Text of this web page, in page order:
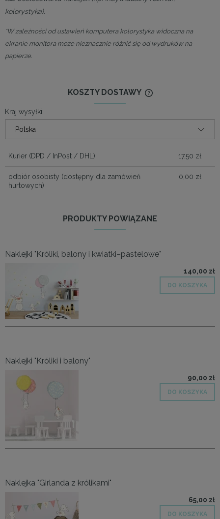
kolorystyka).
*W zależności od ustawień komputera kolorystyka widoczna na
ekranie monitora może nieznacznie różnić się od wydruków na
papierze.
KOSZTY DOSTAWY
Kraj wysyłki:
Kurier (DPD / InPost / DHL) 17,50 zł
odbiór osobisty (dostępny dla zamówień
hurtowych)
0,00 zł
PRODUKTY POWIĄZANE
Naklejki "Króliki, balony i kwiatki–pastelowe"
140,00 zł
DO KOSZYKA
Naklejki "Króliki i balony"
90,00 zł
DO KOSZYKA
Naklejka "Girlanda z królikami"
65,00 zł
DO KOSZYKA